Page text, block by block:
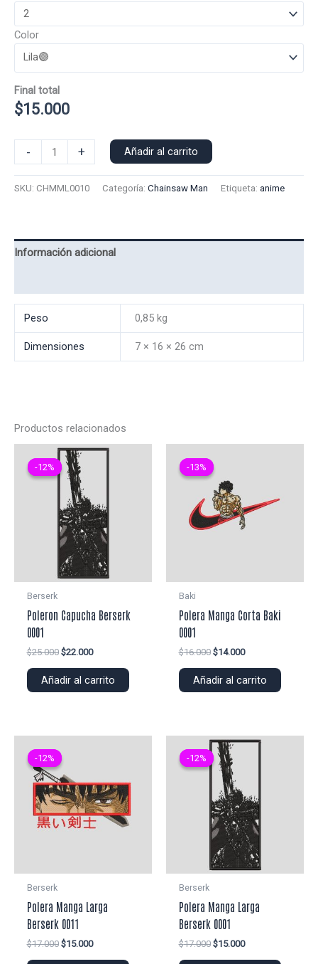
Color
Final total
$15.000
-
Manga
+ Añadir al carrito
SKU: CHMML0010 Categoría: Chainsaw Man Etiqueta: anime
Información adicional
Peso 0,85 kg
Dimensiones 7 × 16 × 26 cm
Productos relacionados
-12%
-12%
Berserk
Poleron Capucha Berserk
0001
$25.000 El
original
$22.000El
actual
Añadir al carrito
-13%
-13%
Baki
Polera Manga Corta Baki
0001
$16.000 El
original
$14.000El
actual
Añadir al carrito
-12%
-12%
Berserk
Polera Manga Larga
Berserk 0011
$17.000 El
$15.000El
-12%
-12%
Berserk
Polera Manga Larga
Berserk 0001
$17.000 El
$15.000El